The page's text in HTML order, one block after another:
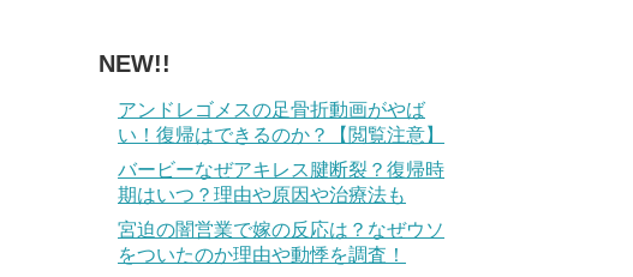
NEW!!
アンドレゴメスの足骨折動画がやば
い！復帰はできるのか？【閲覧注意】
バービーなぜアキレス腱断裂？復帰時
期はいつ？理由や原因や治療法も
宮迫の闇営業で嫁の反応は？なぜウソ
をついたのか理由や動悸を調査！